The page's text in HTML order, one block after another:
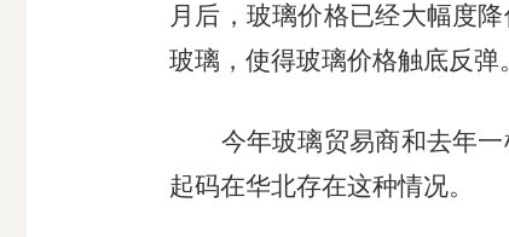
月后，玻璃价格已经大幅度
玻璃，使得玻璃价格触底反弹。
今年玻璃贸易商和去年
起码在华北存在这种情况。